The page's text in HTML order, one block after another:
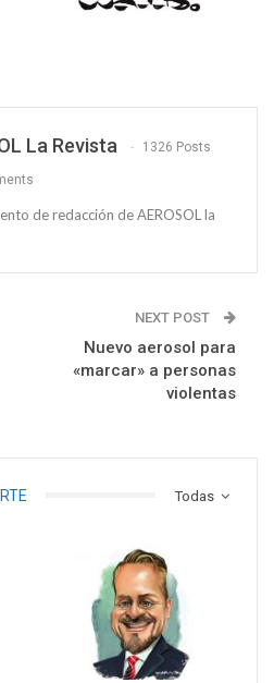
La Revista 1326 Posts
de redacción de AEROSOL la
NEXT POST
Nuevo aerosol para
«marcar» a personas
violentas
Todas